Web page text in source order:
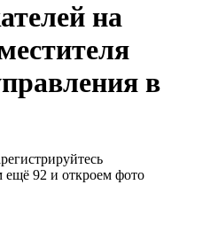
на
в
ещё 92 и откроем фото